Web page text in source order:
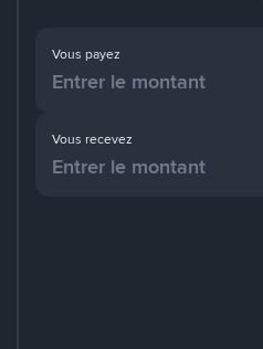
Vous payez
Vous recevez